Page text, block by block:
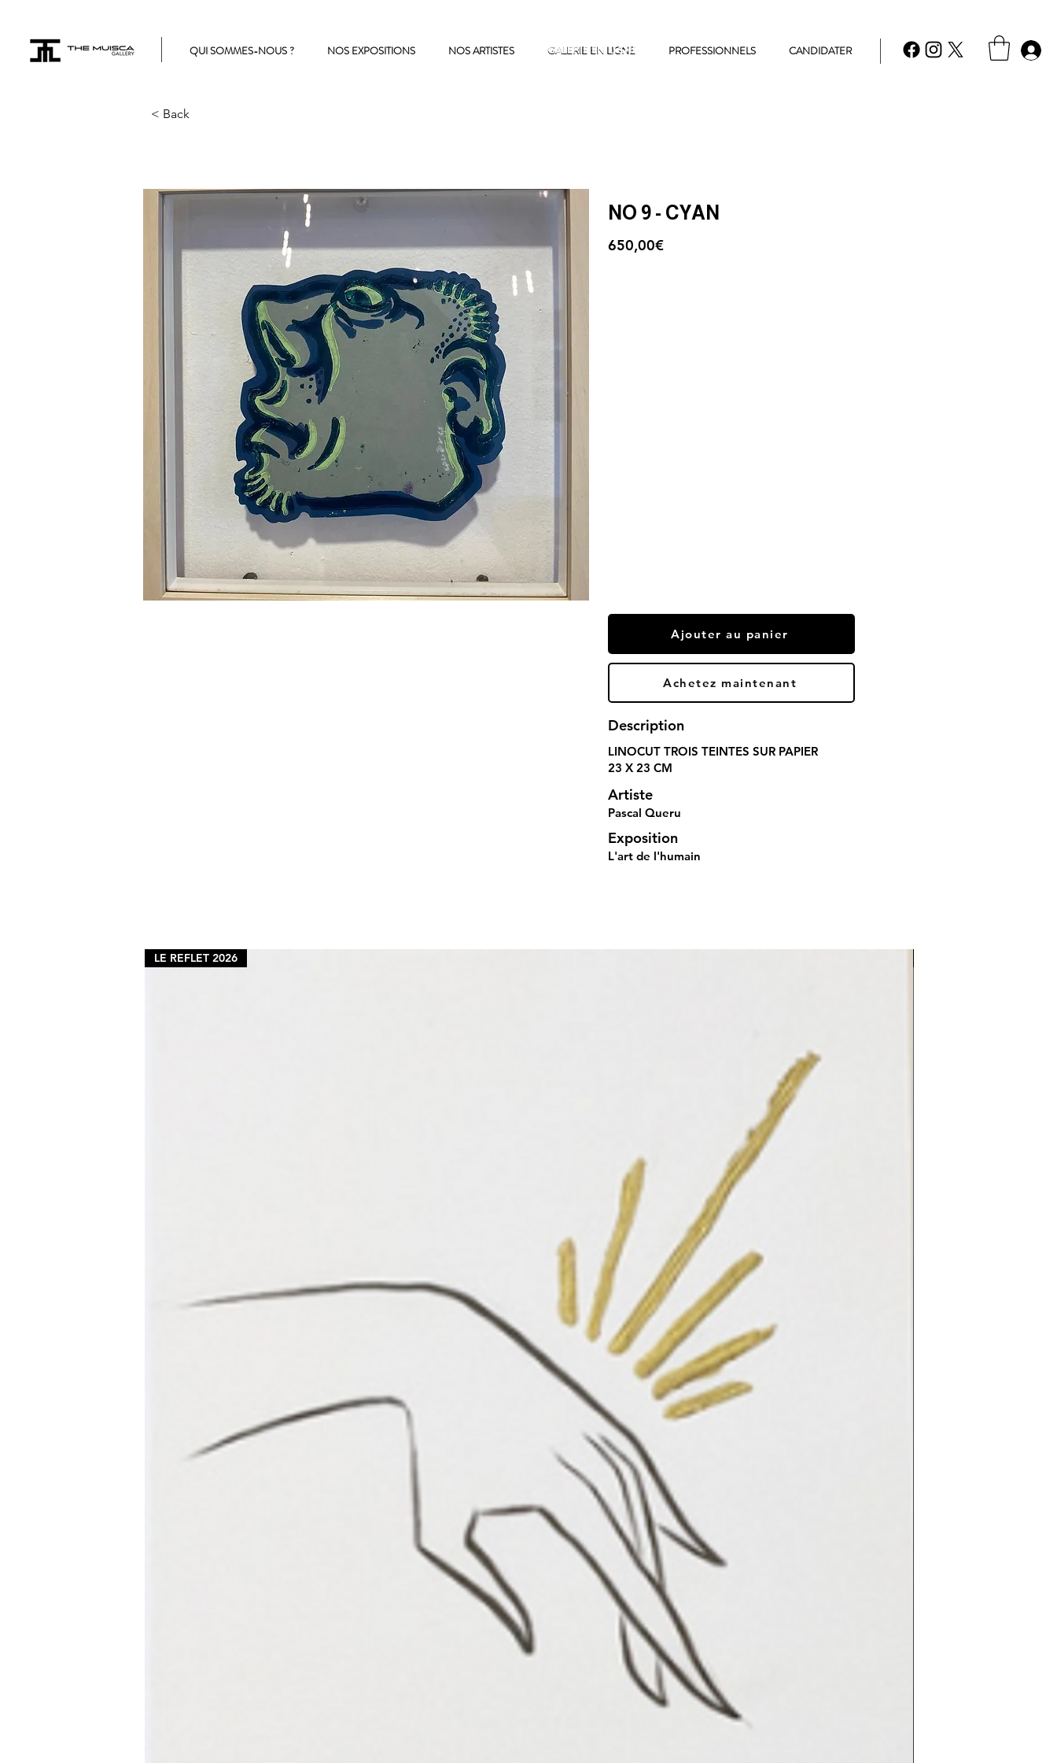
QUI SOMMES-NOUS ? NOS EXPOSITIONS NOS ARTISTES GALERIE EN LIGNE PROFESSIONNELS CANDIDATER
GALERIE EN LIGNE
< Back
NO 9 - CYAN
650,00€
Ajouter au panier
Achetez maintenant
Description
LINOCUT TROIS TEINTES SUR PAPIER
23 X 23 CM
Artiste
Pascal Queru
Exposition
L'art de l'humain
LE REFLET 2026